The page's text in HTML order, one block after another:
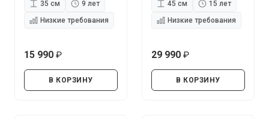
35 см
9 лет
Низкие требования
15 990
В КОРЗИНУ
45 см
15 лет
Низкие требования
29 990
В КОРЗИНУ